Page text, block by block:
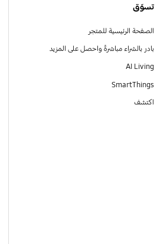
تسوّق
الصفحة الرئيسية للمتجر
بادر بالشراء مباشرةً واحصل على المزيد
AI Living
SmartThings
اكتشف